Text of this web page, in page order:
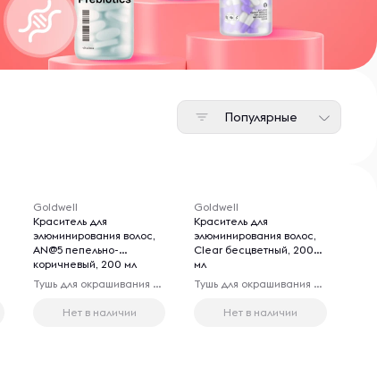
Популярные
Goldwell
Краситель для
элюминирования волос,
AN@5 пепельно-
коричневый, 200 мл
Тушь для окрашивания волос
Нет в наличии
Goldwell
Краситель для
элюминирования волос,
Clear бесцветный, 200
мл
Тушь для окрашивания волос
Нет в наличии